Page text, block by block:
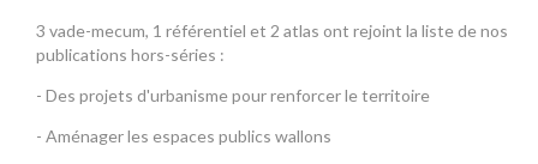
3 vade-mecum, 1 référentiel et 2 atlas ont rejoint la liste de nos
publications hors-séries :
- Des projets d'urbanisme pour renforcer le territoire
- Aménager les espaces publics wallons